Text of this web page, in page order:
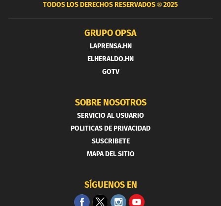
TODOS LOS DERECHOS RESERVADOS ®2025
GRUPO OPSA
LAPRENSA.HN
ELHERALDO.HN
GOTV
SOBRE NOSOTROS
SERVICIO AL USUARIO
POLITICAS DE PRIVACIDAD
SUSCRIBETE
MAPA DEL SITIO
SÍGUENOS EN